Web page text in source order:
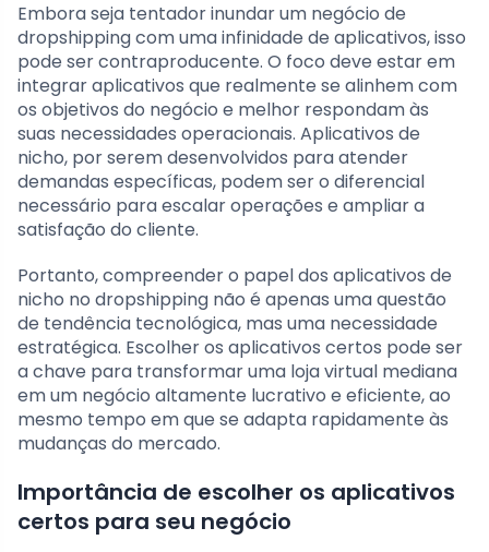
Embora seja tentador inundar um negócio de
dropshipping com uma infinidade de aplicativos, isso
pode ser contraproducente. O foco deve estar em
integrar aplicativos que realmente se alinhem com
os objetivos do negócio e melhor respondam às
suas necessidades operacionais. Aplicativos de
nicho, por serem desenvolvidos para atender
demandas específicas, podem ser o diferencial
necessário para escalar operações e ampliar a
satisfação do cliente.
Portanto, compreender o papel dos aplicativos de
nicho no dropshipping não é apenas uma questão
de tendência tecnológica, mas uma necessidade
estratégica. Escolher os aplicativos certos pode ser
a chave para transformar uma loja virtual mediana
em um negócio altamente lucrativo e eficiente, ao
mesmo tempo em que se adapta rapidamente às
mudanças do mercado.
Importância de escolher os aplicativos
certos para seu negócio